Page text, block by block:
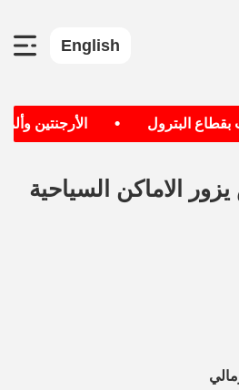
English
البترول الأرجنتين
الاماكن السياحية